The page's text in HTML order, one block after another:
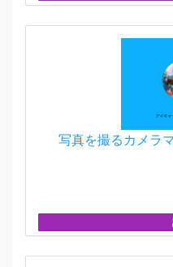
写真を撮るカメラ